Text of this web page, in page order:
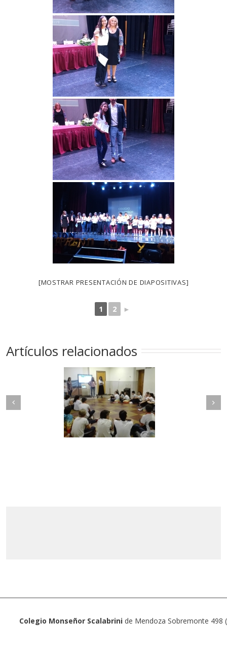
[MOSTRAR PRESENTACIÓN DE DIAPOSITIVAS]
1 2 ►
Artículos relacionados
Colegio Monseñor Scalabrini de Mendoza Sobremonte 498